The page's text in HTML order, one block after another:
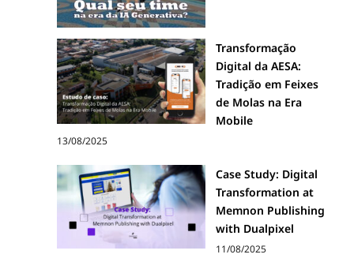
Transformação
Digital da AESA:
Tradição em Feixes
de Molas na Era
Mobile
13/08/2025
Case Study: Digital
Transformation at
Memnon Publishing
with Dualpixel
11/08/2025